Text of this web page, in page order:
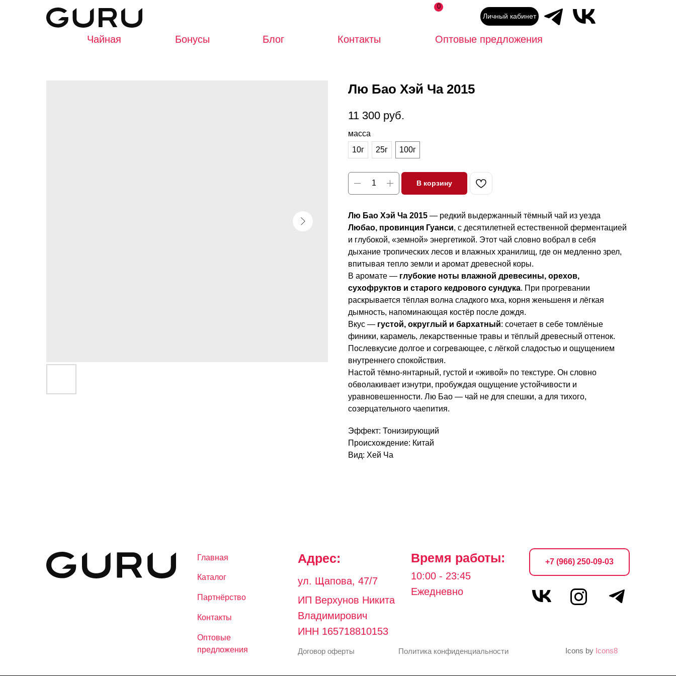
Оптовые предложения
Контакты
Блог
Бонусы
Чайная
0
Личный кабинет
Лю Бао Хэй Ча 2015
11 300 руб.
масса
10г
25г 100г
В корзину
Лю Бао Хэй Ча 2015 — редкий выдержанный тёмный чай из уезда
Любао, провинция Гуанси, с десятилетней естественной ферментацией
и глубокой, «земной» энергетикой. Этот чай словно вобрал в себя
дыхание тропических лесов и влажных хранилищ, где он медленно зрел,
впитывая тепло земли и аромат древесной коры.
В аромате — глубокие ноты влажной древесины, орехов,
сухофруктов и старого кедрового сундука. При прогревании
раскрывается тёплая волна сладкого мха, корня женьшеня и лёгкая
дымность, напоминающая костёр после дождя.
Вкус — густой, округлый и бархатный: сочетает в себе томлёные
финики, карамель, лекарственные травы и тёплый древесный оттенок.
Послевкусие долгое и согревающее, с лёгкой сладостью и ощущением
внутреннего спокойствия.
Настой тёмно-янтарный, густой и «живой» по текстуре. Он словно
обволакивает изнутри, пробуждая ощущение устойчивости и
уравновешенности. Лю Бао — чай не для спешки, а для тихого,
созерцательного чаепития.
Эффект: Тонизирующий
Происхождение: Китай
Вид: Хей Ча
Адрес:
Оптовые
предложения
Главная
Каталог
Партнёрство
Контакты
Время работы:
ул. Щапова, 47/7
ИП Верхунов Никита
Владимирович
ИНН 165718810153
10:00 - 23:45
Ежедневно
Политика конфиденциальности
Договор оферты
+7 (966) 250-09-03
Icons by Icons8